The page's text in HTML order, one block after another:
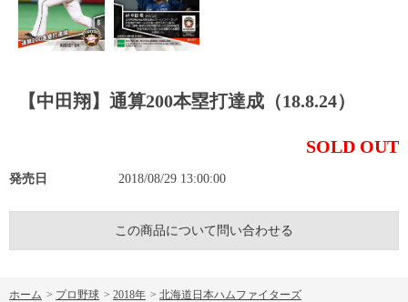
【中田翔】通算200本塁打達成（18.8.24）
SOLD OUT
発売日 2018/08/29 13:00:00
この商品について問い合わせる
ホーム > プロ野球 > 2018年 > 北海道日本ハムファイターズ